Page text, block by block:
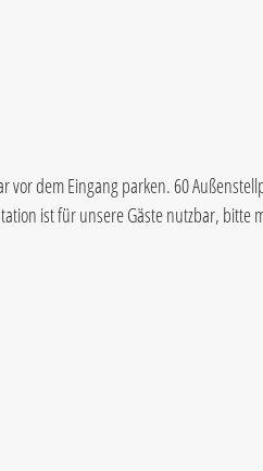
dem Eingang parken. 60
ist für unsere Gäste nutzbar, bitte